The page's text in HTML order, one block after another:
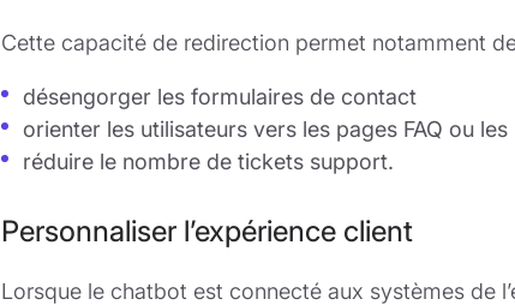
Cette capacité de redirection permet notamment
désengorger les formulaires de contact
orienter les utilisateurs vers les pages FAQ ou
réduire le nombre de tickets support.
Personnaliser l’expérience client
Lorsque le chatbot est connecté aux systèmes de